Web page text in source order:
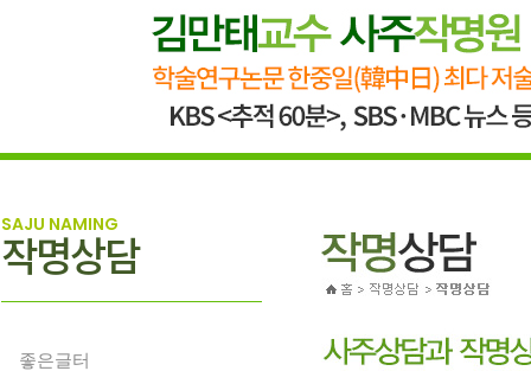
SAJU NAMING
작명상담
좋은글터